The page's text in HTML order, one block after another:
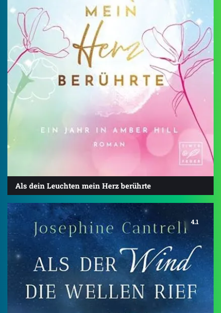
Als dein Leuchten mein Herz berührte
4.1